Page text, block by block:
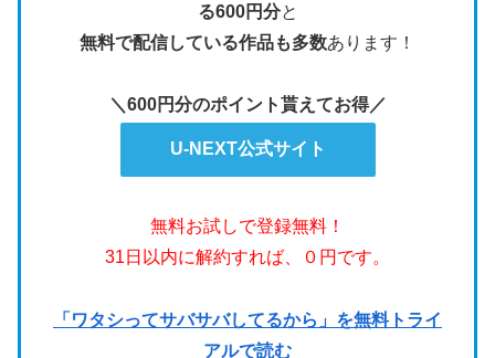
る600円分と
無料で配信している作品も多数あります！
＼600円分のポイント貰えてお得／
U-NEXT公式サイト
無料お試しで登録無料！
31日以内に解約すれば、０円です。
「ワタシってサバサバしてるから」を無料トライ
アルで読む